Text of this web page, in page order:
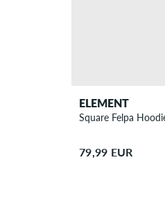
ELEMENT
Square Felpa
79,99 EUR